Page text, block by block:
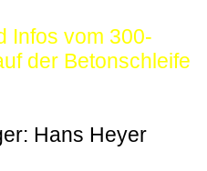
Infos vom 300-
der Betonschleife
Hans Heyer